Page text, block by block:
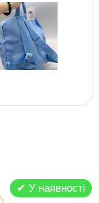
✔ У наявності